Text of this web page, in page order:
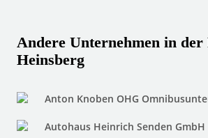
Andere Unternehmen in der
Heinsberg
Anton Knoben OHG
Autohaus Heinrich Senden GmbH